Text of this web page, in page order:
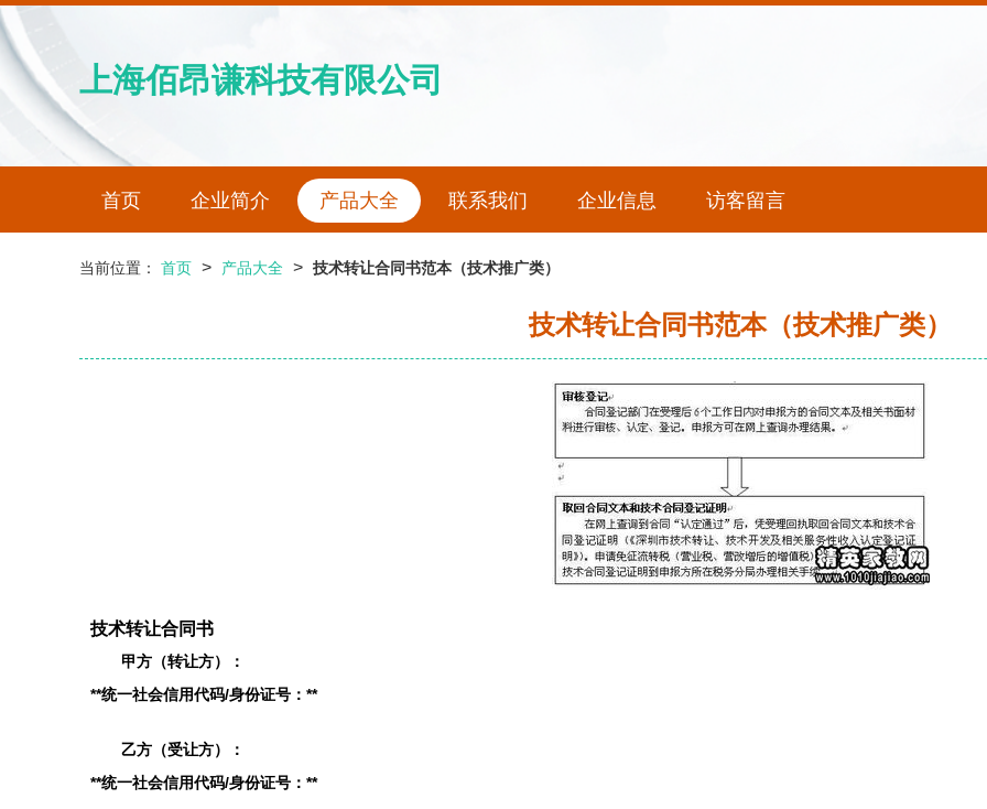
上海佰昂谦科技有限公司
首页 企业简介 产品大全 联系我们 企业信息 访客留言
当前位置： 首页 > 产品大全 > 技术转让合同书范本（技术推广类）
技术转让合同书范本（技术推广类）
技术转让合同书
甲方（转让方）：
**统一社会信用代码/身份证号：**
乙方（受让方）：
**统一社会信用代码/身份证号：**